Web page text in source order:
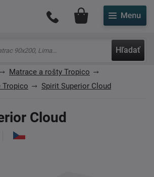
Hľadať
Môj účet
Matrace a rošty Tropico
Tropico
Spirit Superior Cloud
Cloud